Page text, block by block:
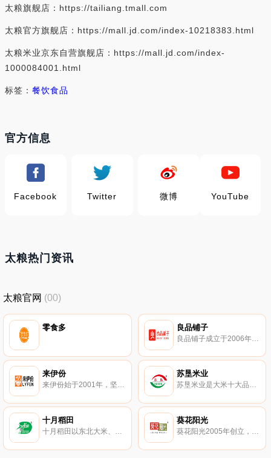
太粮旗舰店：https://tailiang.tmall.com
太粮官方旗舰店：https://mall.jd.com/index-10218383.html
太粮米业京东自营旗舰店：https://mall.jd.com/index-
1000084001.html
标签： 餐饮食品
官方信息
Facebook Twitter 微博 YouTube
太粮热门资讯
太粮官网 (00)
零食多 良品铺子
来伊份
来伊份始于2001年，坚果炒货知名品牌，大型休闲食品连锁零售企业。
苏垦米业
苏垦米业是大米十大品牌，江苏省著名商标，国内外多家知名生产企业以及大型连锁超市的重要大米供应商，华东地区综合实力较强的大米加工企业。
十月稻田
十月稻田以东北大米、杂粮、干货为主营的农业品牌，致力于为国人提供的良好的健康食粮。十月稻田旗下多样的产品满足消费者多样化的需求，并拥有线上、线下、新零售等多个营销渠道。
葵花阳光
葵花阳光2005年创立，以葵花阳光牌五常大米为主导。葵花阳光集基地种植、水稻加工、五常大米与农产品销售为一体的综合性公司。